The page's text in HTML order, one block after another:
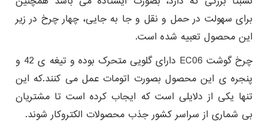
برای سهولت در حمل و نقل و جا به جایی، چهار چرخ در زیر
این محصول تعبیه شده است.
چرخ گوشت EC06 دارای گلویی متحرک بوده و تیغه ی 42 و
پنجره ی این محصول بصورت اتومات عمل می کنند.که این
تنها یکی از دلایلی است که ایجاب کرده است تا مشتریان
بی شماری از سراسر کشور جذب محصولات الکتروکار شوند.